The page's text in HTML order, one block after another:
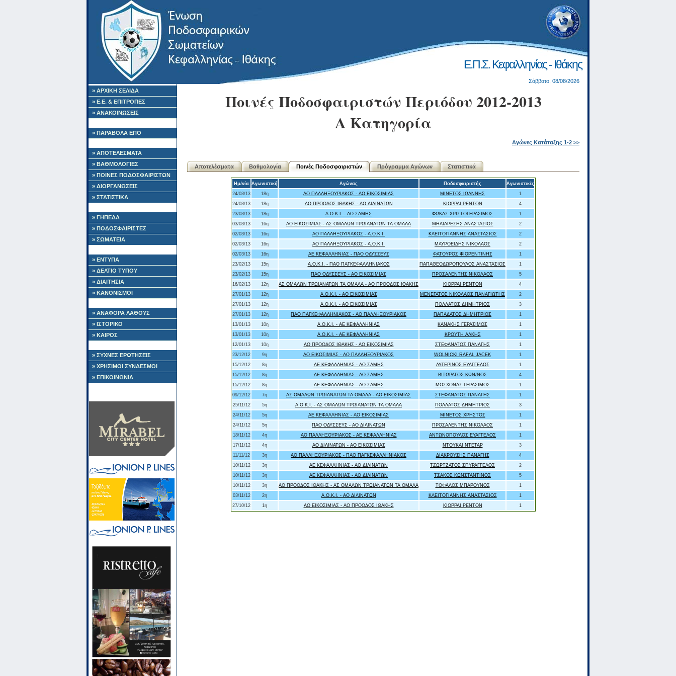
Ε.Π.Σ. Κεφαλληνίας - Ιθάκης
Σάββατο, 08/08/2026
» ΑΡΧΙΚΗ ΣΕΛΙΔΑ
» Ε.Ε. & ΕΠΙΤΡΟΠΕΣ
» ΑΝΑΚΟΙΝΩΣΕΙΣ
» ΠΑΡΑΒΟΛΑ ΕΠΟ
» ΑΠΟΤΕΛΕΣΜΑΤΑ
» ΒΑΘΜΟΛΟΓΙΕΣ
» ΠΟΙΝΕΣ ΠΟΔΟΣΦΑΙΡΙΣΤΩΝ
» ΔΙΟΡΓΑΝΩΣΕΙΣ
» ΣΤΑΤΙΣΤΙΚΑ
» ΓΗΠΕΔΑ
» ΠΟΔΟΣΦΑΙΡΙΣΤΕΣ
» ΣΩΜΑΤΕΙΑ
» ΕΝΤΥΠΑ
» ΔΕΛΤΙΟ ΤΥΠΟΥ
» ΔΙΑΙΤΗΣΙΑ
» ΚΑΝΟΝΙΣΜΟΙ
» ΑΝΑΦΟΡΑ ΛΑΘΟΥΣ
» ΙΣΤΟΡΙΚΟ
» ΚΑΙΡΟΣ
» ΣΥΧΝΕΣ ΕΡΩΤΗΣΕΙΣ
» ΧΡΗΣΙΜΟΙ ΣΥΝΔΕΣΜΟΙ
» ΕΠΙΚΟΙΝΩΝΙΑ
Ποινές Ποδοσφαιριστών Περιόδου 2012-2013
Α Κατηγορία
Αγώνες Κατάταξης 1-2 >>
Αποτελέσματα Βαθμολογία Ποινές Ποδοσφαιριστών Πρόγραμμα Αγώνων Στατιστικά
Ημ/νία Αγωνιστική Αγώνας Ποδοσφαιριστής
Αγωνιστικές
24/03/13
18η ΑΟ ΠΑΛΛΗΞΟΥΡΙΑΚΟΣ - ΑΟ ΕΙΚΟΣΙΜΙΑΣ ΜΙΝΕΤΟΣ ΙΩΑΝΝΗΣ
1
24/03/13
18η ΑΟ ΠΡΟΟΔΟΣ ΙΘΑΚΗΣ - ΑΟ ΔΙΛΙΝΑΤΩΝ ΚΙΟΡΡΑΙ ΡΕΝΤΟΝ
4
23/03/13
18η Α.Ο.Κ.Ι. - ΑΟ ΣΑΜΗΣ ΦΩΚΑΣ ΧΡΙΣΤΟΓΕΡΑΣΙΜΟΣ
1
03/03/13
16η ΑΟ ΕΙΚΟΣΙΜΙΑΣ - ΑΣ ΟΜΑΛΩΝ ΤΡΩΙΑΝΑΤΩΝ ΤΑ ΟΜΑΛΑ ΜΗΛΙΑΡΕΣΗΣ ΑΝΑΣΤΑΣΙΟΣ
2
02/03/13
16η ΑΟ ΠΑΛΛΗΞΟΥΡΙΑΚΟΣ - Α.Ο.Κ.Ι. ΚΛΕΙΤΟΓΙΑΝΝΗΣ ΑΝΑΣΤΑΣΙΟΣ
2
02/03/13
16η ΑΟ ΠΑΛΛΗΞΟΥΡΙΑΚΟΣ - Α.Ο.Κ.Ι. ΜΑΥΡΟΕΙΔΗΣ ΝΙΚΟΛΑΟΣ
2
02/03/13
16η ΑΕ ΚΕΦΑΛΛΗΝΙΑΣ - ΠΑΟ ΟΔΥΣΣΕΥΣ ΦΑΤΟΥΡΟΣ ΦΙΟΡΕΝΤΙΝΗΣ
1
23/02/13
15η Α.Ο.Κ.Ι. - ΠΑΟ ΠΑΓΚΕΦΑΛΛΗΝΙΑΚΟΣ ΠΑΠΑΘΕΟΔΩΡΟΠΟΥΛΟΣ ΑΝΑΣΤΑΣΙΟΣ
1
23/02/13
15η ΠΑΟ ΟΔΥΣΣΕΥΣ - ΑΟ ΕΙΚΟΣΙΜΙΑΣ ΠΡΟΣΑΛΕΝΤΗΣ ΝΙΚΟΛΑΟΣ
5
16/02/13
12η ΑΣ ΟΜΑΛΩΝ ΤΡΩΙΑΝΑΤΩΝ ΤΑ ΟΜΑΛΑ - ΑΟ ΠΡΟΟΔΟΣ ΙΘΑΚΗΣ ΚΙΟΡΡΑΙ ΡΕΝΤΟΝ
4
27/01/13
12η Α.Ο.Κ.Ι. - ΑΟ ΕΙΚΟΣΙΜΙΑΣ ΜΕΝΕΓΑΤΟΣ ΝΙΚΟΛΑΟΣ ΠΑΝΑΓΙΩΤΗΣ
2
27/01/13
12η Α.Ο.Κ.Ι. - ΑΟ ΕΙΚΟΣΙΜΙΑΣ ΠΟΛΛΑΤΟΣ ΔΗΜΗΤΡΙΟΣ
3
27/01/13
12η ΠΑΟ ΠΑΓΚΕΦΑΛΛΗΝΙΑΚΟΣ - ΑΟ ΠΑΛΛΗΞΟΥΡΙΑΚΟΣ ΠΑΠΑΔΑΤΟΣ ΔΗΜΗΤΡΙΟΣ
1
13/01/13
10η Α.Ο.Κ.Ι. - ΑΕ ΚΕΦΑΛΛΗΝΙΑΣ ΚΑΝΑΚΗΣ ΓΕΡΑΣΙΜΟΣ
1
13/01/13
10η Α.Ο.Κ.Ι. - ΑΕ ΚΕΦΑΛΛΗΝΙΑΣ ΚΡΟΥΤΗ ΑΛΚΗΣ
1
12/01/13
10η ΑΟ ΠΡΟΟΔΟΣ ΙΘΑΚΗΣ - ΑΟ ΕΙΚΟΣΙΜΙΑΣ ΣΤΕΦΑΝΑΤΟΣ ΠΑΝΑΓΗΣ
1
23/12/12
9η ΑΟ ΕΙΚΟΣΙΜΙΑΣ - ΑΟ ΠΑΛΛΗΞΟΥΡΙΑΚΟΣ WOLNICKI RAFAL JACEK
1
15/12/12
8η ΑΕ ΚΕΦΑΛΛΗΝΙΑΣ - ΑΟ ΣΑΜΗΣ ΑΥΓΕΡΙΝΟΣ ΕΥΑΓΓΕΛΟΣ
1
15/12/12
8η ΑΕ ΚΕΦΑΛΛΗΝΙΑΣ - ΑΟ ΣΑΜΗΣ ΒΙΤΩΡΑΤΟΣ ΚΩΝ/ΝΟΣ
4
15/12/12
8η ΑΕ ΚΕΦΑΛΛΗΝΙΑΣ - ΑΟ ΣΑΜΗΣ ΜΟΣΧΟΝΑΣ ΓΕΡΑΣΙΜΟΣ
1
09/12/12
7η ΑΣ ΟΜΑΛΩΝ ΤΡΩΙΑΝΑΤΩΝ ΤΑ ΟΜΑΛΑ - ΑΟ ΕΙΚΟΣΙΜΙΑΣ ΣΤΕΦΑΝΑΤΟΣ ΠΑΝΑΓΗΣ
1
25/11/12
5η Α.Ο.Κ.Ι. - ΑΣ ΟΜΑΛΩΝ ΤΡΩΙΑΝΑΤΩΝ ΤΑ ΟΜΑΛΑ ΠΟΛΛΑΤΟΣ ΔΗΜΗΤΡΙΟΣ
3
24/11/12
5η ΑΕ ΚΕΦΑΛΛΗΝΙΑΣ - ΑΟ ΕΙΚΟΣΙΜΙΑΣ ΜΙΝΕΤΟΣ ΧΡΗΣΤΟΣ
1
24/11/12
5η ΠΑΟ ΟΔΥΣΣΕΥΣ - ΑΟ ΔΙΛΙΝΑΤΩΝ ΠΡΟΣΑΛΕΝΤΗΣ ΝΙΚΟΛΑΟΣ
1
18/11/12
4η ΑΟ ΠΑΛΛΗΞΟΥΡΙΑΚΟΣ - ΑΕ ΚΕΦΑΛΛΗΝΙΑΣ ΑΝΤΩΝΟΠΟΥΛΟΣ ΕΥΑΓΓΕΛΟΣ
1
17/11/12
4η ΑΟ ΔΙΛΙΝΑΤΩΝ - ΑΟ ΕΙΚΟΣΙΜΙΑΣ ΝΤΟΥΚΑΙ ΝΤΕΤΑΡ
3
11/11/12
3η ΑΟ ΠΑΛΛΗΞΟΥΡΙΑΚΟΣ - ΠΑΟ ΠΑΓΚΕΦΑΛΛΗΝΙΑΚΟΣ ΔΙΑΚΡΟΥΣΗΣ ΠΑΝΑΓΗΣ
4
10/11/12
3η ΑΕ ΚΕΦΑΛΛΗΝΙΑΣ - ΑΟ ΔΙΛΙΝΑΤΩΝ ΤΖΩΡΤΖΑΤΟΣ ΣΠΥΡΑΓΓΕΛΟΣ
2
10/11/12
3η ΑΕ ΚΕΦΑΛΛΗΝΙΑΣ - ΑΟ ΔΙΛΙΝΑΤΩΝ ΤΣΑΚΟΣ ΚΩΝΣΤΑΝΤΙΝΟΣ
5
10/11/12
3η ΑΟ ΠΡΟΟΔΟΣ ΙΘΑΚΗΣ - ΑΣ ΟΜΑΛΩΝ ΤΡΩΙΑΝΑΤΩΝ ΤΑ ΟΜΑΛΑ ΤΟΦΑΛΟΣ ΜΠΑΡΟΥΝΟΣ
1
03/11/12
2η Α.Ο.Κ.Ι. - ΑΟ ΔΙΛΙΝΑΤΩΝ ΚΛΕΙΤΟΓΙΑΝΝΗΣ ΑΝΑΣΤΑΣΙΟΣ
1
27/10/12
1η ΑΟ ΕΙΚΟΣΙΜΙΑΣ - ΑΟ ΠΡΟΟΔΟΣ ΙΘΑΚΗΣ ΚΙΟΡΡΑΙ ΡΕΝΤΟΝ 1